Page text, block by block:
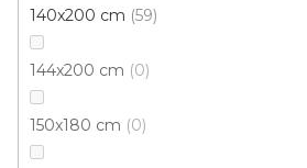
140x200 cm 59
144x200 cm 0
150x180 cm 0